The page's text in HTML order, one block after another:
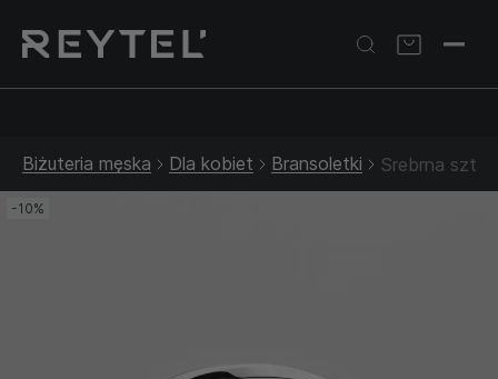
Złota biżuteria: –30% | Do 31.08
Biżuteria męska Dla kobiet Bransoletki Srebrna
-10%